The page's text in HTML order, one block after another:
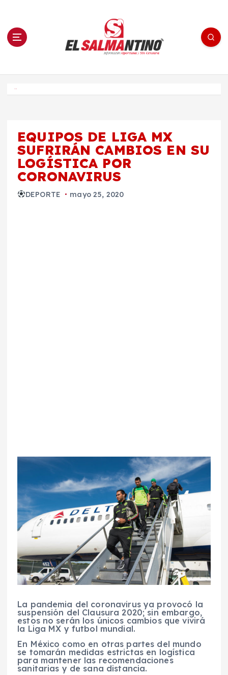
n El Salmantino - medios/noticias/editorial
EQUIPOS DE LIGA MX
SUFRIRÁN CAMBIOS EN SU
LOGÍSTICA POR
CORONAVIRUS
DEPORTE mayo 25, 2020
La pandemia del coronavirus ya provocó la
suspensión del Clausura 2020; sin embargo,
estos no serán los únicos cambios que vivirá
la Liga MX y futbol mundial.
En México como en otras partes del mundo
se tomarán medidas estrictas en logística
para mantener las recomendaciones
sanitarias y de sana distancia.